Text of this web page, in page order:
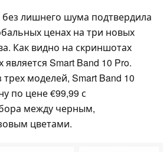
без лишнего шума подтвердила
ценах на три новых
Как видно на скриншотах
Smart Band 10 Pro.
моделей, Smart Band 10
по цене €99,99 с
между черным,
цветами.